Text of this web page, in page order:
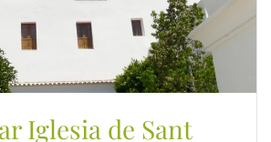
Iglesia de Sant